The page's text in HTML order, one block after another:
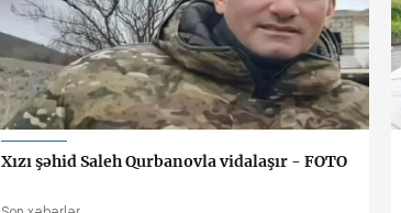
Xızı şəhid Saleh Qurbanovla vidalaşır - FOTO